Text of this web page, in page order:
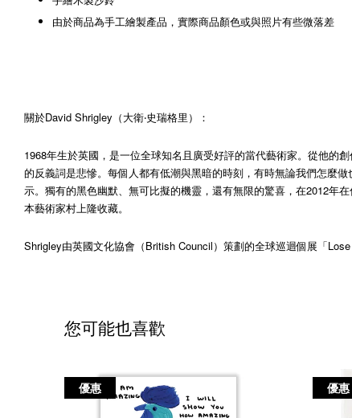
由於商品為手工繪製產品，實際商品顏色或與照片有些微落差
關於David Shrigley（大衛‧史瑞格里）：
1968年生於英國，是一位全球知名且廣受好評的當代藝術家。從他的
的反義詞是悲慘。每個人都有低潮與黑暗的時刻，有時無論我們怎麼
示。獨有的黑色幽默、無可比擬的機靈，還有無限的驚喜，在2012年
本藝術家村上隆收藏。
Shrigley由英國文化協會（British Council）策劃的全球巡迴個展「
您可能也喜歡
優惠 優惠